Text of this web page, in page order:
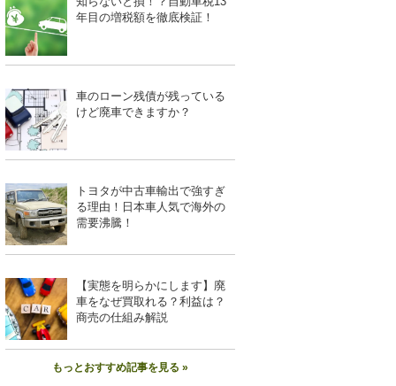
年目の増税額を徹底検証！
車のローン残債が残っている
けど廃車できますか？
トヨタが中古車輸出で強すぎ
る理由！日本車人気で海外の
需要沸騰！
【実態を明らかにします】廃
車をなぜ買取れる？利益は？
商売の仕組み解説
もっとおすすめ記事を見る »